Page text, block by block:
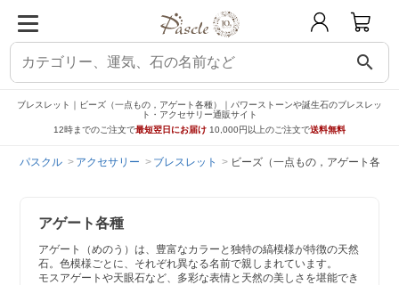
search
ブレスレット｜ビーズ（一点もの，アゲート各種）｜パワーストーンや誕生石のブレスレッ
ト・アクセサリー通販サイト
12時までのご注文で最短翌日にお届け 10,000円以上のご注文で送料無料
パスクル アクセサリー ブレスレット ビーズ（一点もの，アゲート各種
アゲート各種
アゲート（めのう）は、豊富なカラーと独特の縞模様が特徴の天然
石。色模様ごとに、それぞれ異なる名前で親しまれています。
モスアゲートや天眼石など、多彩な表情と天然の美しさを堪能でき